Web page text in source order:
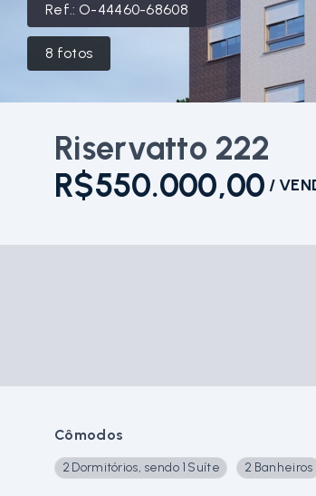
Ref.:O-44460-68608
8 fotos
Riservatto 222
R$550.000,00 /
Cômodos
2 Dormitórios, sendo 1 Suíte 2 Banheiros